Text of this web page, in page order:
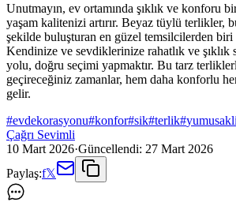
Unutmayın, ev ortamında şıklık ve konforu
yaşam kalitenizi artırır. Beyaz tüylü terlikler,
şekilde buluşturan en güzel temsilcilerden biri
Kendinize ve sevdiklerinize rahatlık ve şıklık
yolu, doğru seçimi yapmaktır. Bu tarz
geçireceğiniz zamanlar, hem daha konforlu
gelir.
#evdekorasyonu#konfor#sik#terlik#
Çağrı Sevimli
10 Mart 2026·Güncellendi: 27 Mart 2026
Paylaş:f𝕏